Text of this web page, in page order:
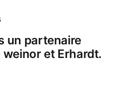
un partenaire
et Erhardt.